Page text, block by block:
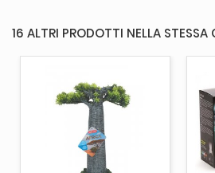
16 ALTRI PRODOTTI NELLA STESSA